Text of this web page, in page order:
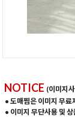
NOTICE (이미지
• 도매찜은 이미지 무
• 이미지 무단사용 및